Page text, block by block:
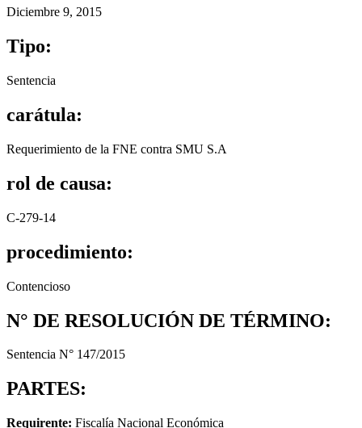
Diciembre 9, 2015
Tipo:
Sentencia
carátula:
Requerimiento de la FNE contra SMU S.A
rol de causa:
C-279-14
procedimiento:
Contencioso
N° DE RESOLUCIÓN DE TÉRMINO:
Sentencia N° 147/2015
PARTES:
Requirente: Fiscalía Nacional Económica